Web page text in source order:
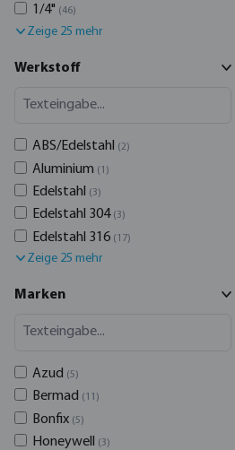
1/4" (46)
Zeige 25 mehr
Werkstoff
ABS/Edelstahl (2)
Aluminium (1)
Edelstahl (3)
Edelstahl 304 (3)
Edelstahl 316 (17)
Zeige 25 mehr
Marken
Azud (5)
Bermad (11)
Bonfix (5)
Honeywell (3)